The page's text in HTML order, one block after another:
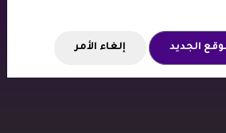
الجديد إلغاء الأمر